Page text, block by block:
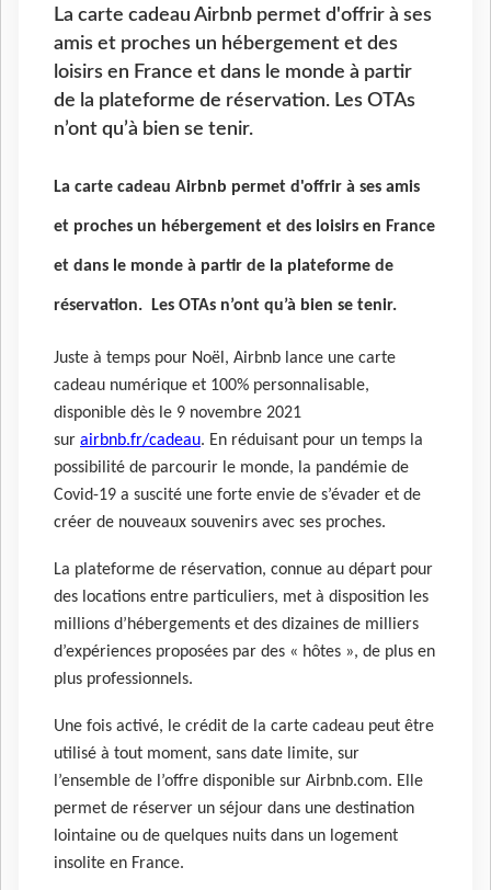
La carte cadeau Airbnb permet d'offrir à ses
amis et proches un hébergement et des
loisirs en France et dans le monde à partir
de la plateforme de réservation. Les OTAs
n’ont qu’à bien se tenir.
La carte cadeau Airbnb permet d'offrir à ses amis
et proches un hébergement et des loisirs en France
et dans le monde à partir de la plateforme de
réservation. Les OTAs n’ont qu’à bien se tenir.
Juste à temps pour Noël, Airbnb lance une carte
cadeau numérique et 100% personnalisable,
disponible dès le 9 novembre 2021
sur airbnb.fr/cadeau. En réduisant pour un temps la
possibilité de parcourir le monde, la pandémie de
Covid-19 a suscité une forte envie de s’évader et de
créer de nouveaux souvenirs avec ses proches.
La plateforme de réservation, connue au départ pour
des locations entre particuliers, met à disposition les
millions d’hébergements et des dizaines de milliers
d’expériences proposées par des « hôtes », de plus en
plus professionnels.
Une fois activé, le crédit de la carte cadeau peut être
utilisé à tout moment, sans date limite, sur
l’ensemble de l’offre disponible sur Airbnb.com. Elle
permet de réserver un séjour dans une destination
lointaine ou de quelques nuits dans un logement
insolite en France.